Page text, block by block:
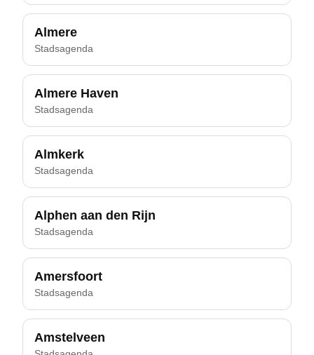
Almere
Stadsagenda
Almere Haven
Stadsagenda
Almkerk
Stadsagenda
Alphen aan den Rijn
Stadsagenda
Amersfoort
Stadsagenda
Amstelveen